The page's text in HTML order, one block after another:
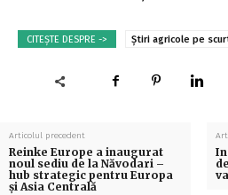
CITEȘTE DESPRE -> Știri agricole pe
Articolul precedent
Reinke Europe a inaugurat
noul sediu de la Năvodari –
hub strategic pentru Europa
și Asia Centrală